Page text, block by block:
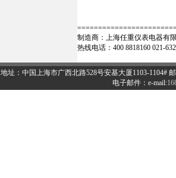
制造商：上海任重仪表电器有
热线电话：400 8818160 021-
地址：中国上海市广西北路528号安基大厦1103-1104#
电子邮件：e-mail: